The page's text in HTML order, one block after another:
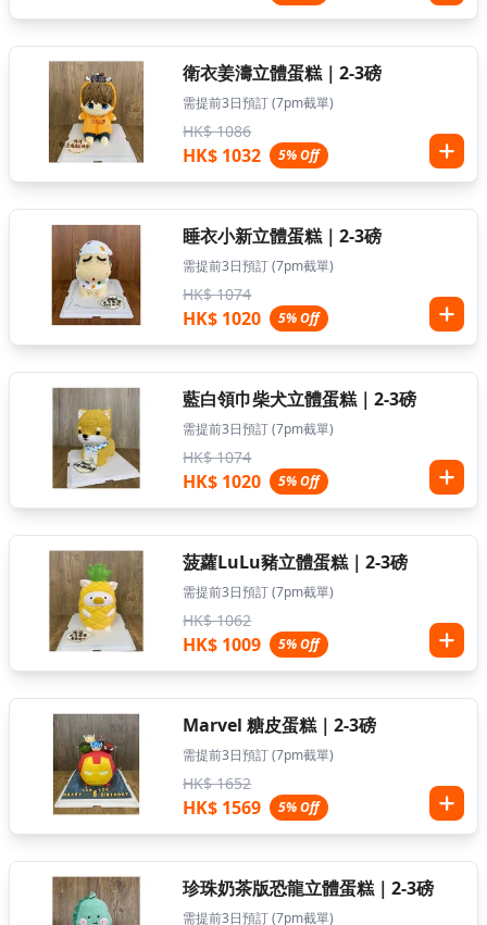
衛衣姜濤立體蛋糕｜2-3磅
需提前3日預訂 (7pm截單)
HK$ 1086
HK$ 1032 5% Off
睡衣小新立體蛋糕｜2-3磅
需提前3日預訂 (7pm截單)
HK$ 1074
HK$ 1020 5% Off
藍白領巾柴犬立體蛋糕｜2-3磅
需提前3日預訂 (7pm截單)
HK$ 1074
HK$ 1020 5% Off
菠蘿LuLu豬立體蛋糕｜2-3磅
需提前3日預訂 (7pm截單)
HK$ 1062
HK$ 1009 5% Off
Marvel 糖皮蛋糕｜2-3磅
需提前3日預訂 (7pm截單)
HK$ 1652
HK$ 1569 5% Off
珍珠奶茶版恐龍立體蛋糕｜2-3磅
需提前3日預訂 (7pm截單)